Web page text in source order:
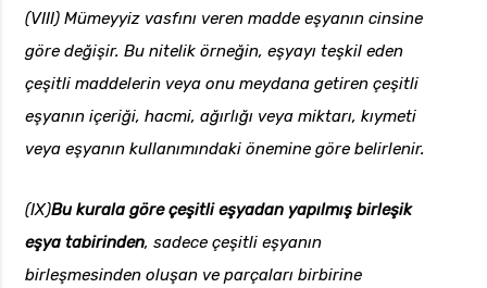
(VIII) Mümeyyiz vasfını veren madde eşyanın cinsine
göre değişir. Bu nitelik örneğin, eşyayı teşkil eden
çeşitli maddelerin veya onu meydana getiren çeşitli
eşyanın içeriği, hacmi, ağırlığı veya miktarı, kıymeti
veya eşyanın kullanımındaki önemine göre belirlenir.
(IX)Bu kurala göre çeşitli eşyadan yapılmış birleşik
eşya tabirinden, sadece çeşitli eşyanın
birleşmesinden oluşan ve parçaları birbirine